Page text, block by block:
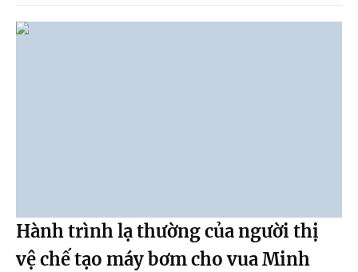
Hành trình lạ thường của người thị
vệ chế tạo máy bơm cho vua Minh